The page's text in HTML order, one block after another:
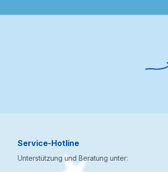
Service-Hotline
Unterstützung und Beratung unter: